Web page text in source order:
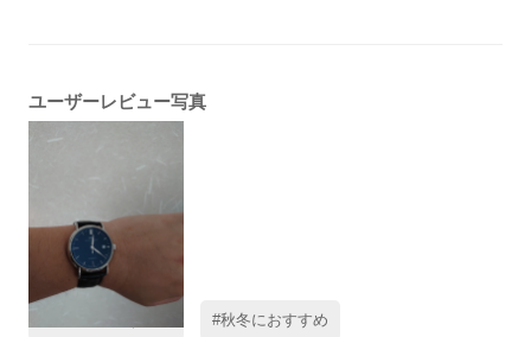
ユーザーレビュー写真
#秋冬におすすめ